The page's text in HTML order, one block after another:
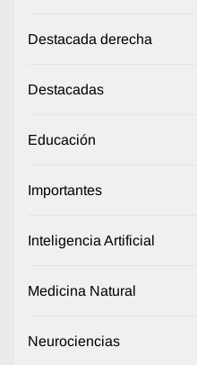
Destacada derecha
Destacadas
Educación
Importantes
Inteligencia Artificial
Medicina Natural
Neurociencias